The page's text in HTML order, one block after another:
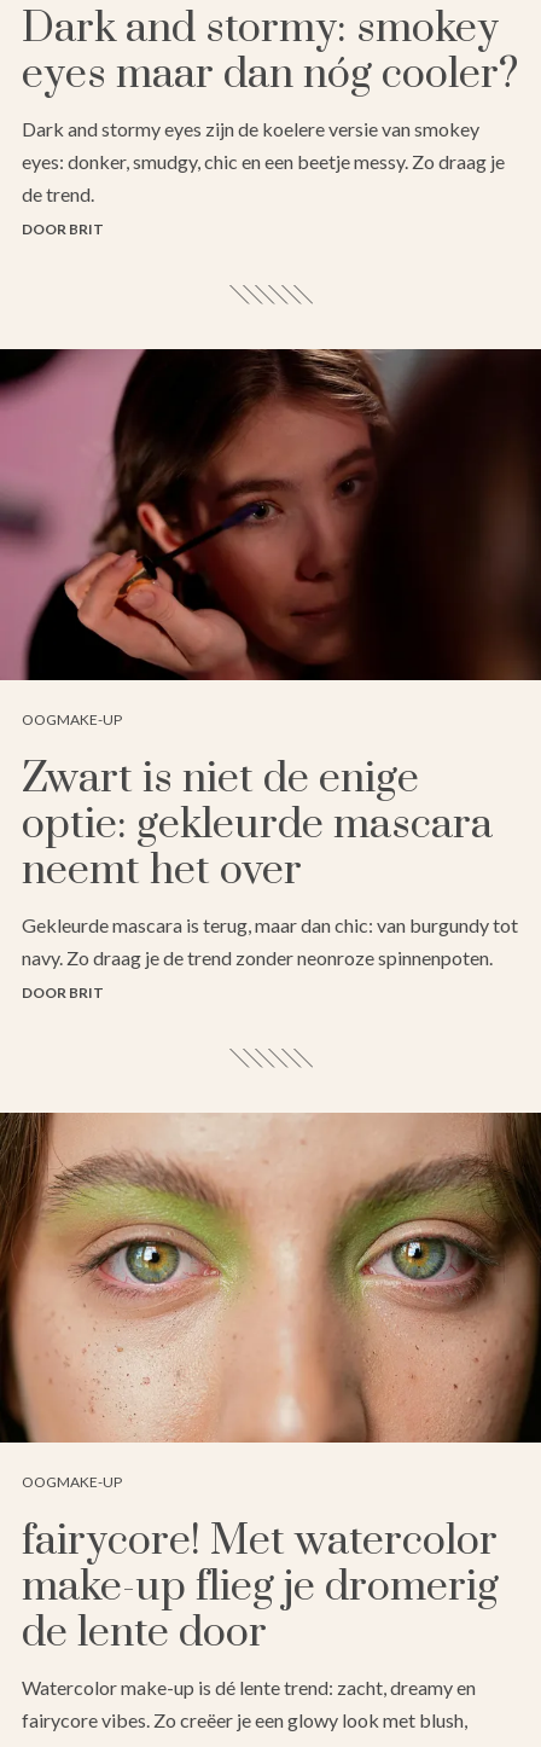
Dark and stormy: smokey
eyes maar dan nóg cooler?
Dark and stormy eyes zijn de koelere versie van smokey
eyes: donker, smudgy, chic en een beetje messy. Zo draag je
de trend.
DOOR BRIT
OOGMAKE-UP
Zwart is niet de enige
optie: gekleurde mascara
neemt het over
Gekleurde mascara is terug, maar dan chic: van burgundy tot
navy. Zo draag je de trend zonder neonroze spinnenpoten.
DOOR BRIT
OOGMAKE-UP
fairycore! Met watercolor
make-up flieg je dromerig
de lente door
Watercolor make-up is dé lente trend: zacht, dreamy en
fairycore vibes. Zo creëer je een glowy look met blush,